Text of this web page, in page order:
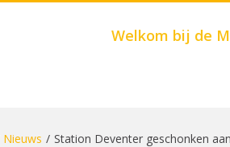
Welkom bij de
Nieuws Station Deventer geschonken